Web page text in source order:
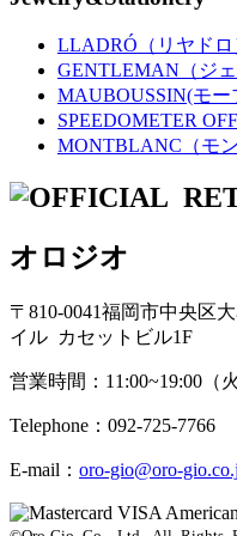
LLADRÓ（リヤドロ
GENTLEMAN（ジェ
MAUBOUSSIN(モー
SPEEDOMETER
MONTBLANC（モン
オロジオ
〒810-0041福岡市中央区
イル カセットビル1F
営業時間：11:00~19:00（
Telephone：092-725-7766
E-mail： oro-gio@oro-